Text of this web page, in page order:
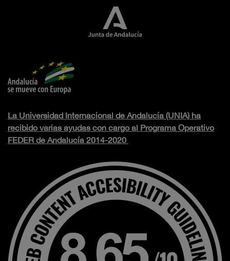
La Universidad Internacional de Andalucía (UNIA) ha
recibido varias ayudas con cargo al Programa Operativo
FEDER de Andalucía 2014-2020